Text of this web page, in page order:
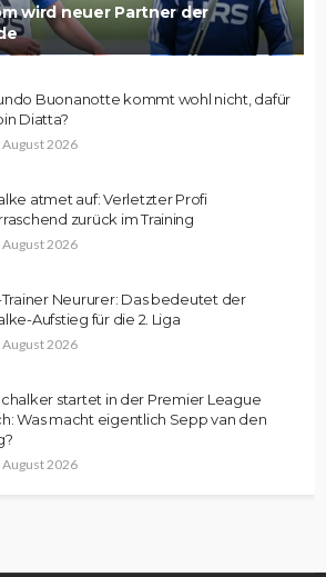
wird neuer Partner der
Buonanotte kommt wohl nicht, dafür
Diatta?
August 2026
atmet auf: Verletzter Profi
zurück im Training
August 2026
Neururer: Das bedeutet der
Aufstieg für die 2. Liga
August 2026
startet in der Premier League
Was macht eigentlich Sepp van den
August 2026